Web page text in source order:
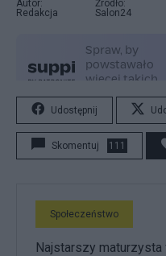
Autor:
Redakcja
Źródło:
Salon24
Udostępnij
Skomentuj 111
Społeczeństwo
Najstarszy